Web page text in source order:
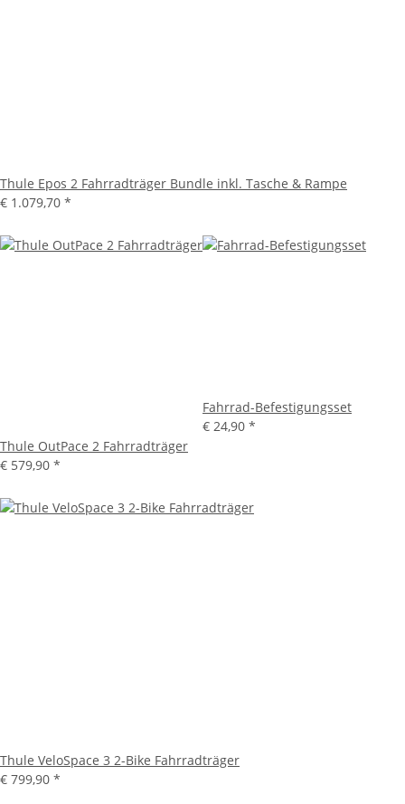
Thule Epos 2 Fahrradträger Bundle inkl. Tasche & Rampe
€ 1.079,70 *
Thule OutPace 2 Fahrradträger
€ 579,90 *
Fahrrad-Befestigungsset
€ 24,90 *
Thule VeloSpace 3 2-Bike Fahrradträger
€ 799,90 *